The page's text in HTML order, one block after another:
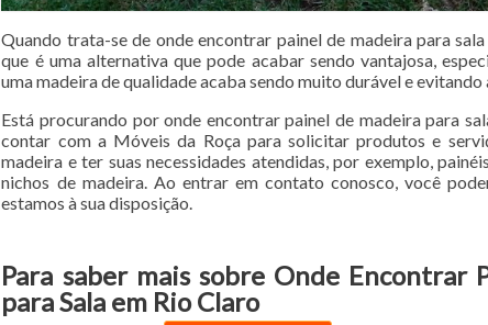
Quando trata-se de onde encontrar painel de madeira para
que é uma alternativa que pode acabar sendo vantajosa,
uma madeira de qualidade acaba sendo muito durável e
Está procurando por onde encontrar painel de madeira para
contar com a Móveis da Roça para solicitar produtos e
madeira e ter suas necessidades atendidas, por exemplo,
nichos de madeira. Ao entrar em contato conosco, você
estamos à sua disposição.
Para saber mais sobre Onde Encontrar
para Sala em Rio Claro